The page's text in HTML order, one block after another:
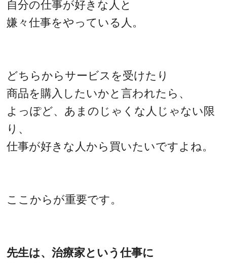
自分の仕事が好きな人と
嫌々仕事をやっている人。
どちらからサービスを受けたり
商品を購入したいかと言われたら、
よっぽど、あまのじゃくな人じゃない限
り、
仕事が好きな人から買いたいですよね。
ここからが重要です。
先生は、治療家という仕事に